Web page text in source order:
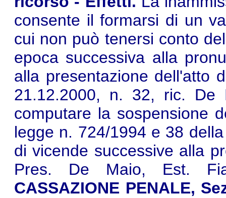
consente il formarsi di un
cui non può tenersi conto
epoca successiva alla
alla presentazione dell'atto
21.12.2000, n. 32, ric. De
computare la sospensione
legge n. 724/1994 e 38
di vicende successive alla
Pres. De Maio, Est.
CASSAZIONE PENALE,